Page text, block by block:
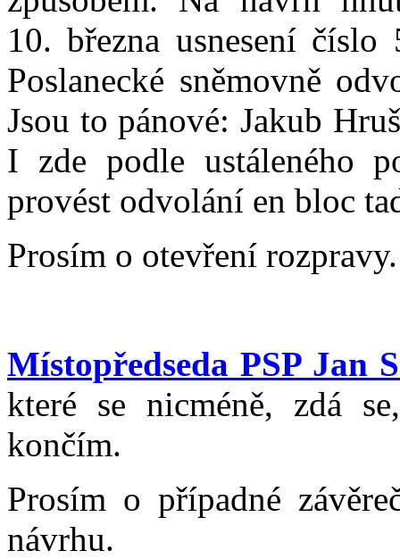
10. března usnesení
Poslanecké sněmovně
Jsou to pánové: Jakub
I zde podle ustáleného
provést odvolání en bloc
Prosím o otevření rozpravy.
Místopředseda PSP Jan
které se nicméně, zdá
končím.
Prosím o případné
návrhu.